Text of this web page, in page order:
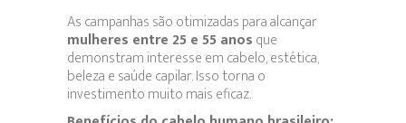
As campanhas são otimizadas para alcançar
mulheres entre 25 e 55 anosque
demonstram interesse em cabelo, estética,
beleza e saúde capilar. Isso torna o
investimento muito mais eficaz.